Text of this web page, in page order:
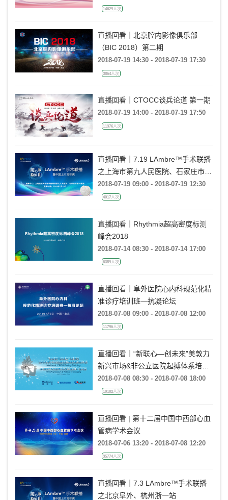
14629人次
直播回看｜北京腔内影像俱乐部
（BIC 2018）第二期
2018-07-19 14:30 - 2018-07-19 17:30
3864人次
直播回看｜CTOCC谈兵论道 第一期
2018-07-19 14:00 - 2018-07-19 17:50
11376人次
直播回看｜7.19 LAmbre™手术联播
之上海市第九人民医院、石家庄市第
一医院站
2018-07-19 09:00 - 2018-07-19 12:30
4017人次
直播回看｜Rhythmia超高密度标测
峰会2018
2018-07-14 08:30 - 2018-07-14 17:00
6359人次
直播回看｜阜外医院心内科规范化精
准诊疗培训班—抗凝论坛
2018-07-08 09:00 - 2018-07-08 12:00
11796人次
直播回看｜“新联心—创未来”美敦力
新兴市场&非公立医院起搏体系培训
研讨会 希-浦传导系统起搏协同工作
组巡讲·重庆站
2018-07-08 08:30 - 2018-07-08 18:00
10182人次
直播回看 | 第十二届中国中西部心血
管病学术会议
2018-07-06 13:20 - 2018-07-08 12:20
35774人次
直播回看｜7.3 LAmbre™手术联播
之北京阜外、杭州浙一站